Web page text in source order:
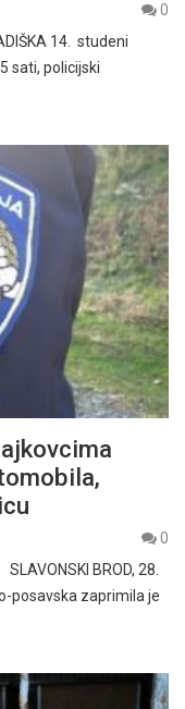
0
14. studeni
sati, policijski
0
BROD, 28.
posavska zaprimila je